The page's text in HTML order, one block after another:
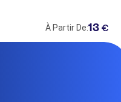
À Partir De:13 €